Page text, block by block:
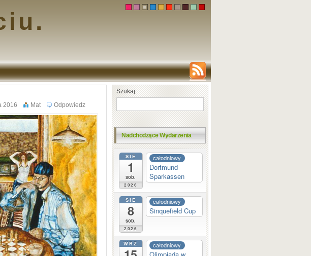
2016 Mat Odpowiedz
Szukaj:
Nadchodzące Wydarzenia
SIE
1
sob.
2026
całodniowy
Dortmund
Sparkassen
SIE
8
sob.
2026
całodniowy
Sinquefield Cup
WRZ całodniowy